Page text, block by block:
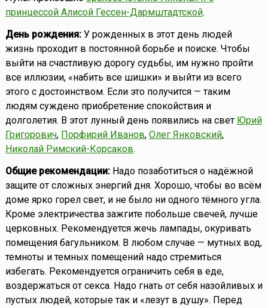
принцессой Алисой Гессен-Дармштадтской.
День рождения:У рожденных в этот день людей
жизнь проходит в постоянной борьбе и поиске. Чтобы
выйти на счастливую дорогу судьбы, им нужно пройти
все иллюзии, «набить все шишки» и выйти из всего
этого с достоинством. Если это получится — таким
людям суждено приобретение спокойствия и
долголетия. В этот лунный день появились на свет Юрий
Григорович, Порфирий Иванов, Олег Янковский,
Николай Римский-Корсаков.
Общие рекомендации:Надо позаботиться о надёжной
защите от сложных энергий дня. Хорошо, чтобы во всём
доме ярко горел свет, и не было ни одного тёмного угла.
Кроме электричества зажгите побольше свечей, лучше
церковных. Рекомендуется жечь лампады, окуривать
помещения багульником. В любом случае — мутных вод,
темноты и темных помещений надо стремиться
избегать. Рекомендуется ограничить себя в еде,
воздержаться от секса. Надо гнать от себя назойливых и
пустых людей, которые так и «лезут в душу». Перед